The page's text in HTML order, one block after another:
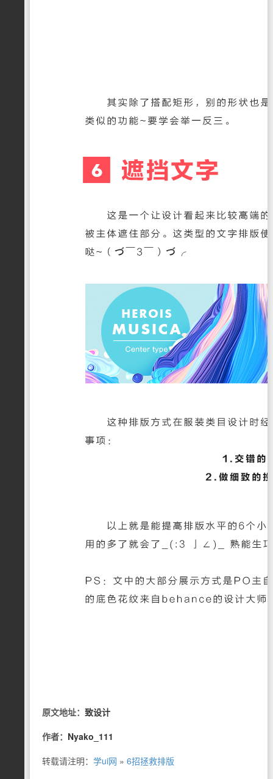
原文地址： 致设计
作者： Nyako_111
转载请注明： 学ui网 » 6招拯救排版